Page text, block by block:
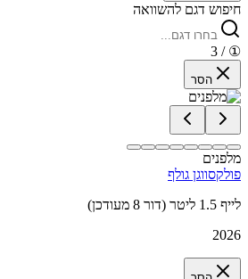
חיפוש דגם להשוואה
①
/ 3
הסר
מלפנים
פולקסווגן גולף
לייף 1.5 ליטר (דור 8 מעודכן)
2026